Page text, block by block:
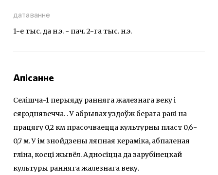
датаванне
1-е тыс. да н.э. - пач. 2-га тыс. н.э.
Апісанне
Селішча-1 перыяду ранняга жалезнага веку і
сярэднявечча. . У абрывах уздоўж берага ракі на
працягу 0,2 км прасочваецца культурны пласт 0,6-
0,7 м. У ім знойдзены ляпная кераміка, абпаленая
гліна, косці жывёл. Адносіцца да зарубінецкай
культуры ранняга жалезнага веку.